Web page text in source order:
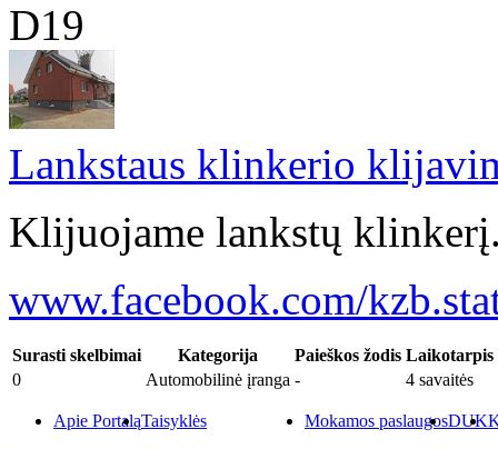
D19
Lankstaus klinkerio
Klijuojame lankstų
www.facebook.com/
Surasti skelbimai Kategorija Paieškos žodis Laikotarpis
0
Automobilinė įranga - 4 savaitės
Apie PortaląTaisyklės Mokamos paslaugosDUK